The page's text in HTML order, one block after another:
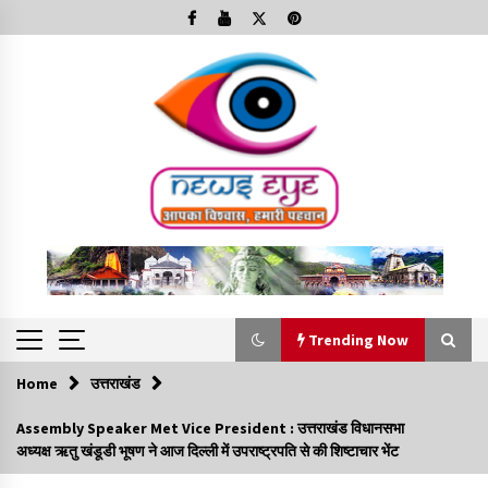
to
Trending Now
Trending Now
Minorities Rights Day : विश्व अल्पसंख्यक अधिकार दिवस
कार्यक्रम में शामिल हुए सीएम,आधुनिक मदरसों का नाम अब्दुल कलाम के नाम
Home उत्तराखंड
Assembly Speaker Met Vice President : उत्तराखंड विधानसभा
अध्यक्ष ऋतु खंडूडी भूषण ने आज दिल्ली में उपराष्ट्रपति से की शिष्टाचार भेंट